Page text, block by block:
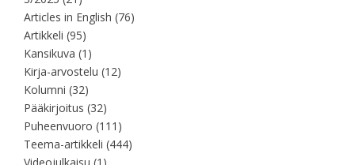
Articles in English (76)
Artikkeli (95)
Kansikuva (1)
Kirja-arvostelu (12)
Kolumni (32)
Pääkirjoitus (32)
Puheenvuoro (111)
Teema-artikkeli (444)